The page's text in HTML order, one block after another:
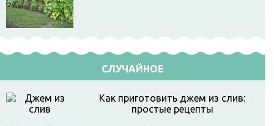
СЛУЧАЙНОЕ
Как приготовить джем из слив:
простые рецепты